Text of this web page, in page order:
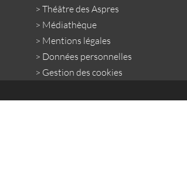
>Théâtre des Aspres
> Médiathèque
> Mentions légales
> Données personnelles
> Gestion des cookies